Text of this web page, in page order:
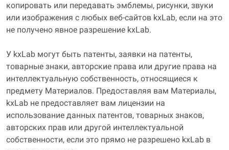
копировать или передавать эмблемы, рисунки, звуки
или изображения с любых веб-сайтов kxLab, если на это
не получено явное разрешение kxLab.
У kxLab могут быть патенты, заявки на патенты,
товарные знаки, авторские права или другие права на
интеллектуальную собственность, относящиеся к
предмету Материалов. Предоставляя вам Материалы,
kxLab не предоставляет вам лицензии на
использование данных патентов, товарных знаков,
авторских прав или другой интеллектуальной
собственности, если это прямо не разрешено kxLab в